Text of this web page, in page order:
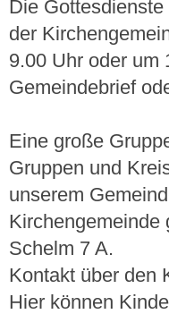
Die
der
9.00 Uhr oder um
Gemeindebrief
Eine große
Gruppen und
unserem
Kirchengemeinde
Schelm 7 A.
Kontakt über den
Hier können